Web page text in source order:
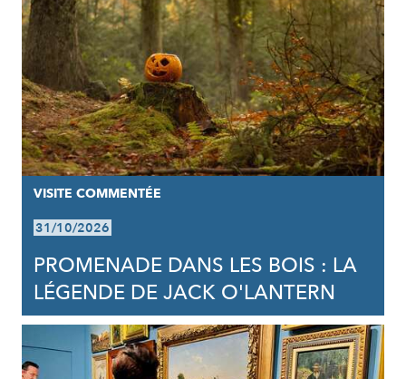
VISITE COMMENTÉE
31/10/2026
PROMENADE DANS LES BOIS : LA
LÉGENDE DE JACK O'LANTERN